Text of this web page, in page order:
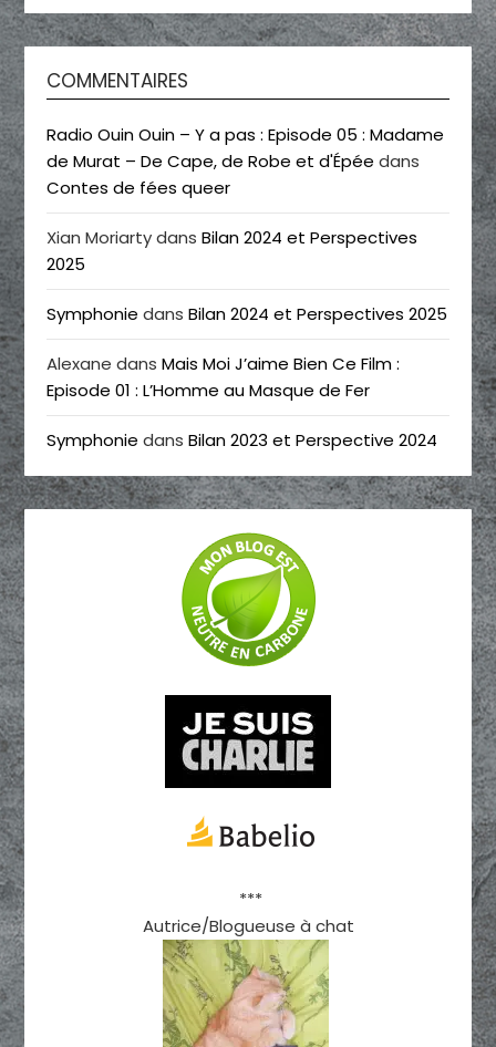
COMMENTAIRES
Radio Ouin Ouin – Y a pas : Episode 05 : Madame
de Murat – De Cape, de Robe et d'Épée dans
Contes de fées queer
Xian MoriartydansBilan 2024 et Perspectives
2025
Symphonie dansBilan 2024 et Perspectives 2025
Alexane dansMais Moi J’aime Bien Ce Film :
Episode 01 : L’Homme au Masque de Fer
Symphonie dansBilan 2023 et Perspective 2024
***
Autrice/Blogueuse à chat